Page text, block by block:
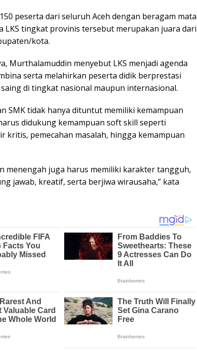
peserta dari seluruh Aceh dengan beragam mata
LKS tingkat provinis tersebut merupakan juara dari
kota.
Murthalamuddin menyebut LKS menjadi agenda
serta melahirkan peserta didik berprestasi
di tingkat nasional maupun internasional.
SMK tidak hanya dituntut memiliki kemampuan
didukung kemampuan soft skill seperti
kritis, pemecahan masalah, hingga kemampuan
menengah juga harus memiliki karakter tangguh,
jawab, kreatif, serta berjiwa wirausaha,” kata